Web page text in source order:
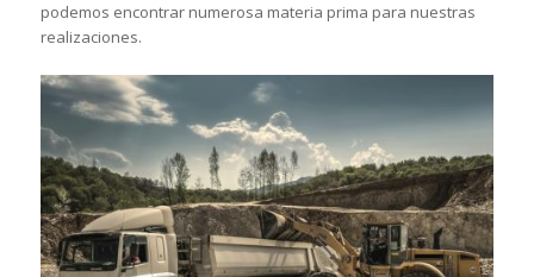
podemos encontrar numerosa materia prima para nuestras
realizaciones.